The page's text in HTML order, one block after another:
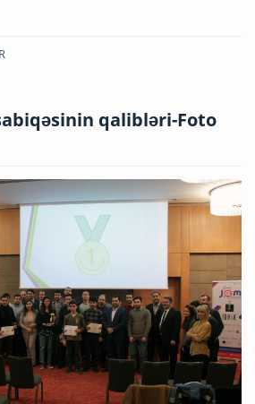
qalibləri-Foto